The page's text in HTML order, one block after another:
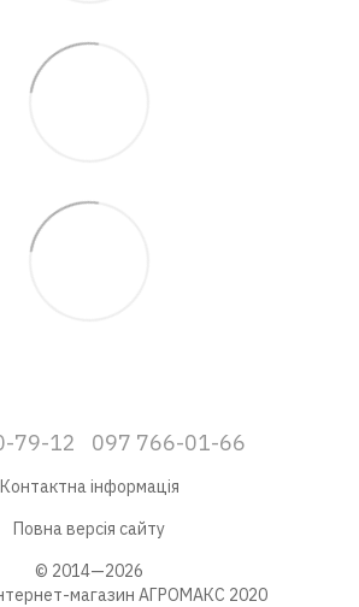
79-12 097 766-01-66
Контактна інформація
Повна версія сайту
© 2014—2026
магазин АГРОМАКС 2020